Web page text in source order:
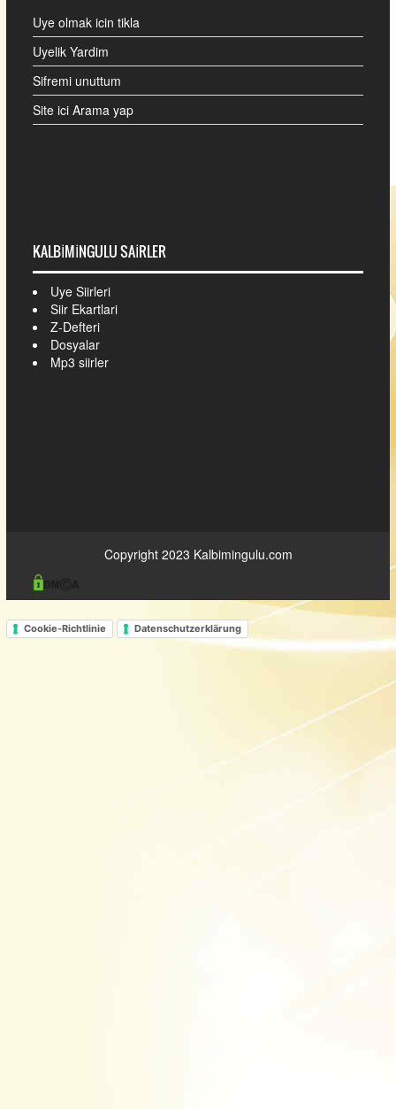
Uye olmak icin tikla
Uyelik Yardim
Sifremi unuttum
Site ici Arama yap
KALBIMINGULU SAIRLER
Uye Siirleri
Siir Ekartlari
Z-Defteri
Dosyalar
Mp3 siirler
Copyright 2023 Kalbimingulu.com
Cookie-Richtlinie Datenschutzerklärung